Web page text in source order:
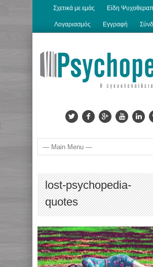
Σχετικά με εμάς Είδη
Λογαριασμός Εγγραφή
lost-psychopedia-
quotes